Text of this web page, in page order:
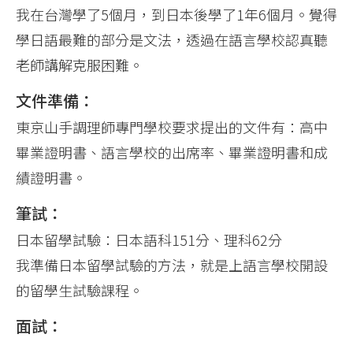
我在台灣學了5個月，到日本後學了1年6個月。覺得
學日語最難的部分是文法，透過在語言學校認真聽
老師講解克服困難。
文件準備：
東京山手調理師專門學校要求提出的文件有：高中
畢業證明書、語言學校的出席率、畢業證明書和成
績證明書。
筆試：
日本留學試驗：日本語科151分、理科62分
我準備日本留學試驗的方法，就是上語言學校開設
的留學生試驗課程。
面試：